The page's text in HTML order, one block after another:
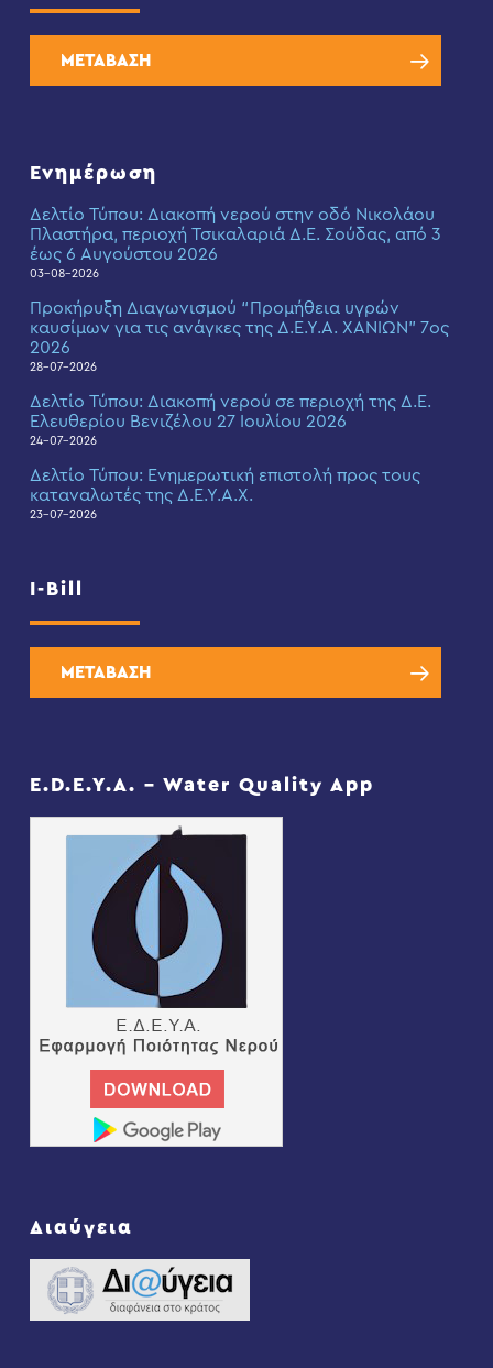
ΜΕΤΑΒΑΣΗ
Ενημέρωση
Δελτίο Τύπου: Διακοπή νερού στην οδό Νικολάου
Πλαστήρα, περιοχή Τσικαλαριά Δ.Ε. Σούδας, από 3
έως 6 Αυγούστου 2026
03-08-2026
Προκήρυξη Διαγωνισμού “Προμήθεια υγρών
καυσίμων για τις ανάγκες της Δ.Ε.Υ.Α. ΧΑΝΙΩΝ” 7ος
2026
28-07-2026
Δελτίο Τύπου: Διακοπή νερού σε περιοχή της Δ.Ε.
Ελευθερίου Βενιζέλου 27 Ιουλίου 2026
24-07-2026
Δελτίο Τύπου: Eνημερωτική επιστολή προς τους
καταναλωτές της Δ.Ε.Υ.Α.Χ.
23-07-2026
I-Bill
ΜΕΤΑΒΑΣΗ
E.D.E.Y.A. – Water Quality App
Διαύγεια